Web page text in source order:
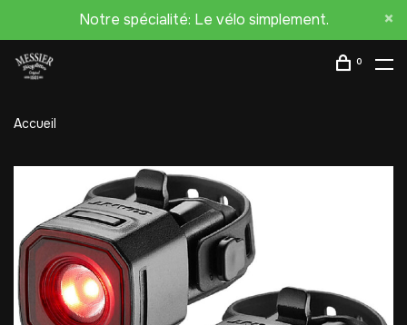
Notre spécialité: Le vélo simplement.
0
Accueil